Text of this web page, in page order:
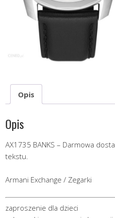
Opis
Opis
AX1735 BANKS – Darmowa
tekstu.
Armani Exchange / Zegarki
zaproszenie dla dzieci